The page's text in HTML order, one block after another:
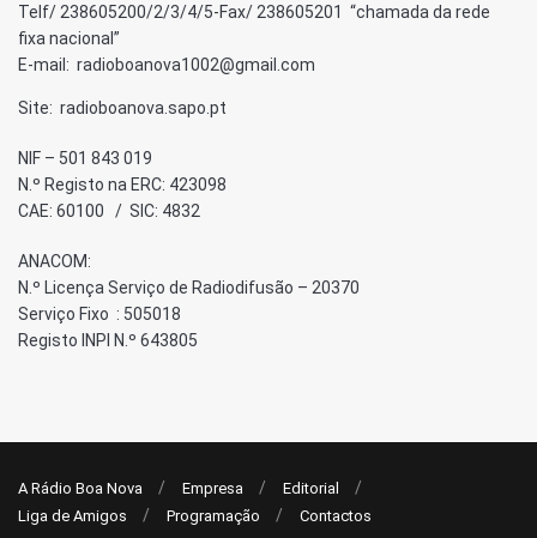
Telf/ 238605200/2/3/4/5-Fax/ 238605201 “chamada da rede
fixa nacional”
E-mail: radioboanova1002@gmail.com
Site: radioboanova.sapo.pt
NIF – 501 843 019
N.º Registo na ERC: 423098
CAE: 60100 / SIC: 4832
ANACOM:
N.º Licença Serviço de Radiodifusão – 20370
Serviço Fixo : 505018
Registo INPI N.º 643805
A Rádio Boa Nova Empresa
Editorial
Liga de Amigos
Programação Contactos